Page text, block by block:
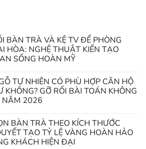
BÀN TRÀ VÀ KỆ TV ĐỂ PHÒNG
HÒA: NGHỆ THUẬT KIẾN TẠO
SỐNG HOÀN MỸ
TỰ NHIÊN CÓ PHÙ HỢP CĂN HỘ
KHÔNG? GỠ RỐI BÀI TOÁN KHÔNG
NĂM 2026
BÀN TRÀ THEO KÍCH THƯỚC
TẠO TỶ LỆ VÀNG HOÀN HẢO
KHÁCH HIỆN ĐẠI